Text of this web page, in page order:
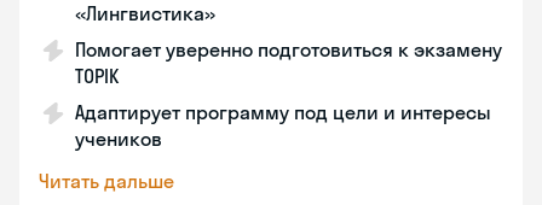
«Лингвистика»
Помогает уверенно подготовиться к экзамену
TOPIK
Адаптирует программу под цели и интересы
учеников
Читать дальше